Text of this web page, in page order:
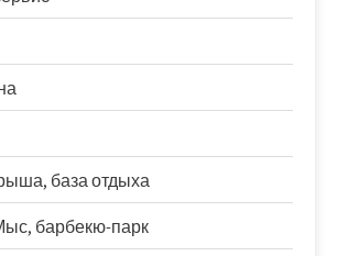
база отдыха
барбекю-парк